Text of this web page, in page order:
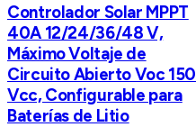
Controlador Solar MPPT
40A 12/24/36/48 V,
Máximo Voltaje de
Circuito Abierto Voc 150
Vcc, Configurable para
Baterías de Litio